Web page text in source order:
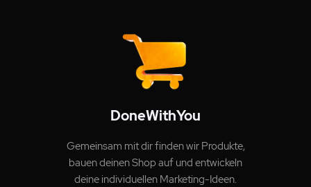
DoneWithYou
Gemeinsam mit dir finden wir Produkte,
bauen deinen Shop auf und entwickeln
deine individuellen Marketing-Ideen.